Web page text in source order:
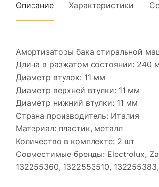
Описание Характеристики
Амортизаторы бака стиральной
Длина в разжатом состоянии: 240
Диаметр втулок: 11 мм
Диаметр верхней втулки: 11 мм
Диаметр нижний втулки: 11 мм
Страна производитель: Италия
Материал: пластик, металл
Количество в комплекте: 2 шт
Совместимые бренды: Electrolux,
132255360, 1322553510,